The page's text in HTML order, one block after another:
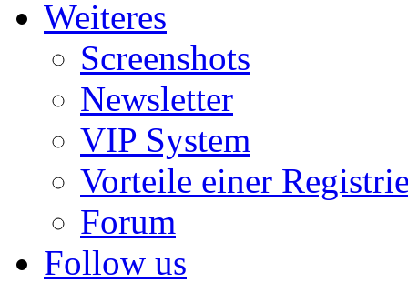
Weiteres
Screenshots
Newsletter
VIP System
Vorteile einer
Forum
Follow us